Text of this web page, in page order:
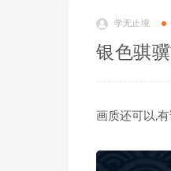
学无止境
银色骐
画质还可以,